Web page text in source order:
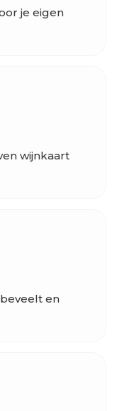
je eigen
wijnkaart
en